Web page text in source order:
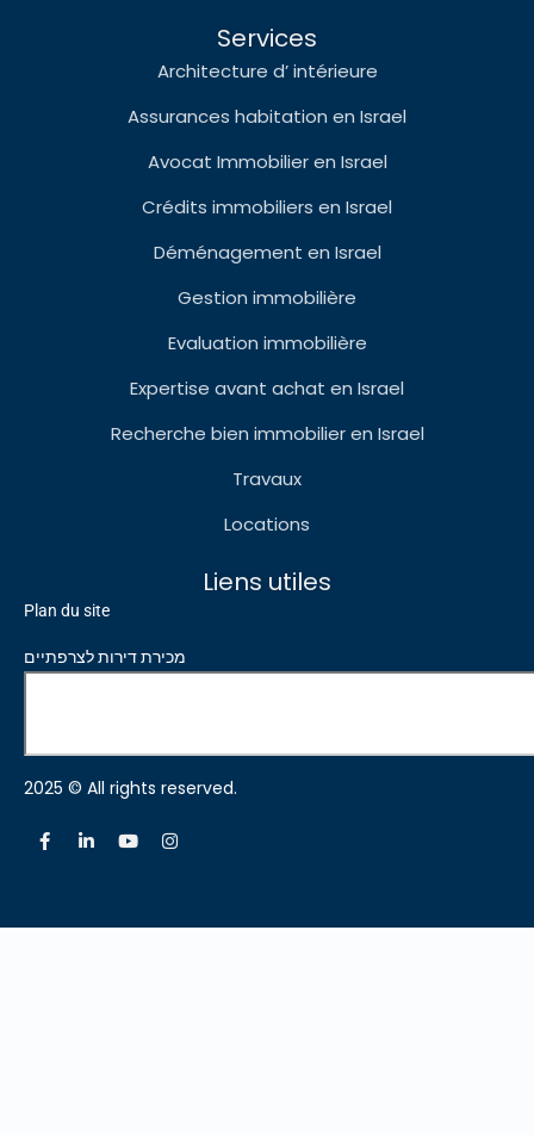
Services
Architecture d’ intérieure
Assurances habitation en Israel
Avocat Immobilier en Israel
Crédits immobiliers en Israel
Déménagement en Israel
Gestion immobilière
Evaluation immobilière
Expertise avant achat en Israel
Recherche bien immobilier en Israel
Travaux
Locations
Liens utiles
Plan du site
מכירת דירות לצרפתיים
2025 © All rights reserved.